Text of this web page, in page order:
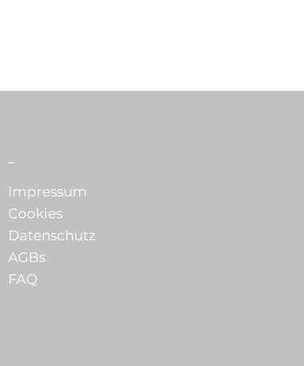
Impressum
Cookies
Datenschutz
AGBs
FAQ